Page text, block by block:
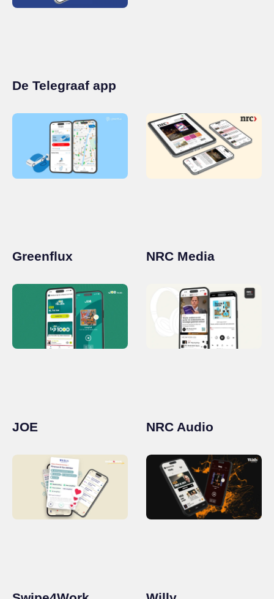
De Telegraaf app
Greenflux NRC Media
JOE NRC Audio